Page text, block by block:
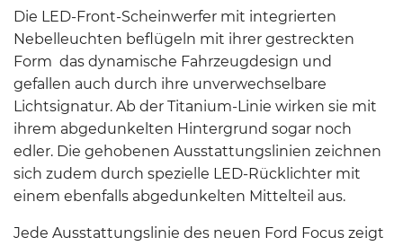
Die LED-Front-Scheinwerfer mit integrierten
Nebelleuchten beflügeln mit ihrer gestreckten
Form das dynamische Fahrzeugdesign und
gefallen auch durch ihre unverwechselbare
Lichtsignatur. Ab der Titanium-Linie wirken sie mit
ihrem abgedunkelten Hintergrund sogar noch
edler. Die gehobenen Ausstattungslinien zeichnen
sich zudem durch spezielle LED-Rücklichter mit
einem ebenfalls abgedunkelten Mittelteil aus.
Jede Ausstattungslinie des neuen Ford Focus zeigt